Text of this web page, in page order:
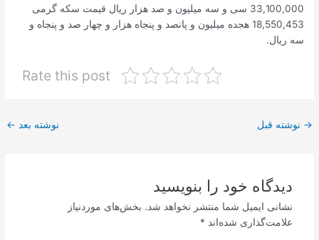
33,100,000 سی و سه میلیون و صد هزار ریال قیمت سکه گرمی
18,550,453 هجده میلیون و پانصد و پنجاه هزار و چهار صد و پنجاه و
سه ریال.
Rate this post
پیمایش
→ نوشته قبل نوشته بعد ←
دیدگاه‌ خود را بنویسید
نشانی ایمیل شما منتشر نخواهد شد. بخش‌های موردنیاز
علامت‌گذاری شده‌اند *